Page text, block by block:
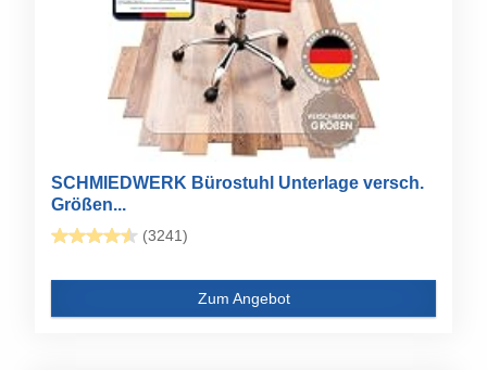
SCHMIEDWERK Bürostuhl Unterlage versch.
Größen...
(3241)
Zum Angebot